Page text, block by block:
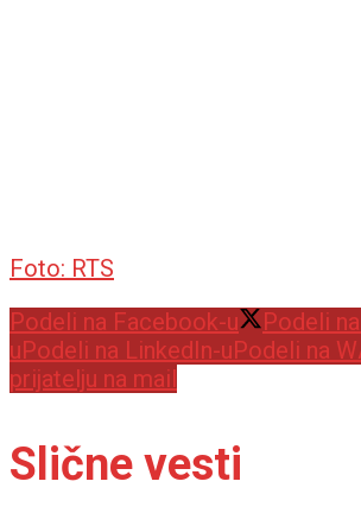
Foto: RTS
Podeli na Facebook-u
Podeli
uPodeli na LinkedIn-uPodeli na
prijatelju na mail
Slične vesti